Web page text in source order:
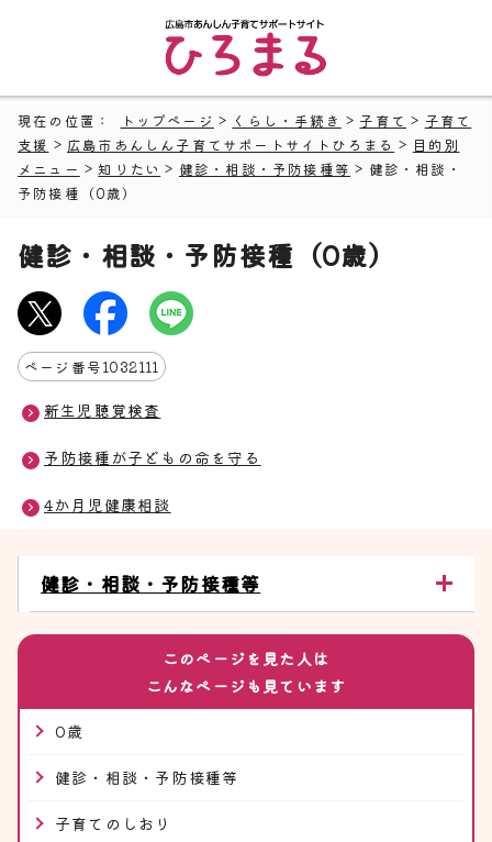
現在の位置： トップページ > くらし・手続き > 子育て > 子育て
支援 > 広島市あんしん子育てサポートサイトひろまる > 目的別
メニュー >知りたい > 健診・相談・予防接種等 > 健診・相談・
予防接種（0歳）
健診・相談・予防接種（0歳）
ページ番号1032111
新生児聴覚検査
予防接種が子どもの命を守る
4か月児健康相談
健診・相談・予防接種等
このページを見た人は
こんなページも見ています
0歳
健診・相談・予防接種等
子育てのしおり